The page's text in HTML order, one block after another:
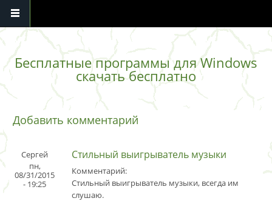
Перейти к основному содержанию
Бесплатные программы для Windows
скачать бесплатно
Добавить комментарий
Сергей
пн,
08/31/2015
- 19:25
Стильный выигрыватель музыки
Комментарий:
Стильный выигрыватель музыки, всегда им
слушаю.